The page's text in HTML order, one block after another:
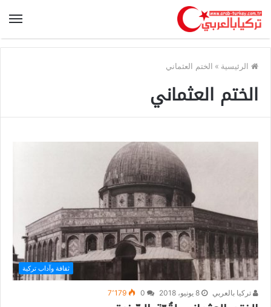
الرئيسية » الختم العثماني
الختم العثماني
ثقافة وآداب تركية
تركيا بالعربي 8 يونيو، 2018 7٬179